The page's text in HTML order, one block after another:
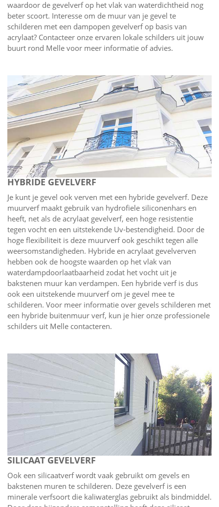
waardoor de gevelverf op het vlak van waterdichtheid nog
beter scoort. Interesse om de muur van je gevel te
schilderen met een dampopen gevelverf op basis van
acrylaat? Contacteer onze ervaren lokale schilders uit jouw
buurt rond Melle voor meer informatie of advies.
HYBRIDE GEVELVERF
Je kunt je gevel ook verven met een hybride gevelverf. Deze
muurverf maakt gebruik van hydrofiele siliconenhars en
heeft, net als de acrylaat gevelverf, een hoge resistentie
tegen vocht en een uitstekende Uv-bestendigheid. Door de
hoge flexibiliteit is deze muurverf ook geschikt tegen alle
weersomstandigheden. Hybride en acrylaat gevelverven
hebben ook de hoogste waarden op het vlak van
waterdampdoorlaatbaarheid zodat het vocht uit je
bakstenen muur kan verdampen. Een hybride verf is dus
ook een uitstekende muurverf om je gevel mee te
schilderen. Voor meer informatie over gevels schilderen met
een hybride buitenmuur verf, kun je hier onze professionele
schilders uit Melle contacteren.
SILICAAT GEVELVERF
Ook een silicaatverf wordt vaak gebruikt om gevels en
bakstenen muren te schilderen. Deze gevelverf is een
minerale verfsoort die kaliwaterglas gebruikt als bindmiddel.